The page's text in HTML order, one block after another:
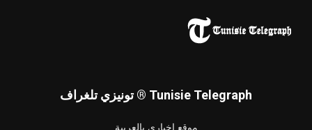
تونيزي تلغراف ® Tunisie Telegraph
موقع إخباري بالعربية